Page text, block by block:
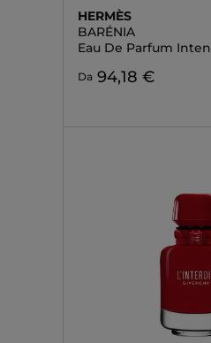
HERMÈS
BARÉNIA
Eau De Parfum
Da 94,18 €